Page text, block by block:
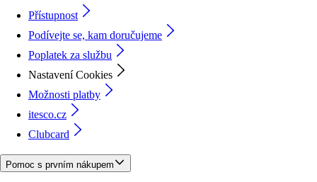
Přístupnost
Podívejte se, kam doručujeme
Poplatek za službu
Nastavení Cookies
Možnosti platby
itesco.cz
Clubcard
Pomoc s prvním nákupem